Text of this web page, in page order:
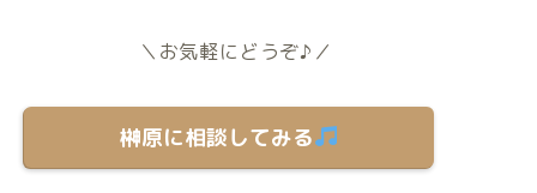
＼お気軽にどうぞ♪／
榊原に相談してみる